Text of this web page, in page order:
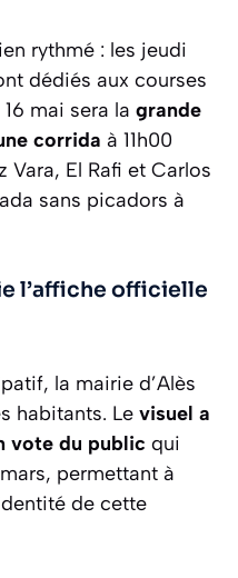
rythmé : les jeudi
dédiés aux courses
mai sera la grande
corrida à 11h00
Vara, El Rafi et Carlos
sans picadors à
l’affiche officielle
la mairie d’Alès
habitants. Le visuel a
vote du public qui
permettant à
de cette